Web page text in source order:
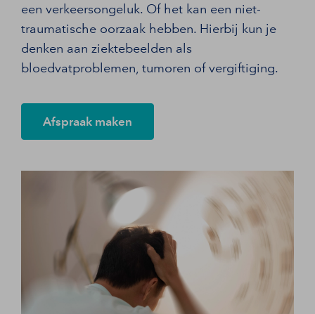
een verkeersongeluk. Of het kan een niet-
traumatische oorzaak hebben. Hierbij kun je
denken aan ziektebeelden als
bloedvatproblemen, tumoren of vergiftiging.
Afspraak maken